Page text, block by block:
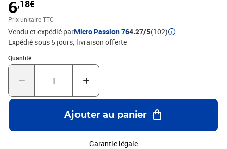
Produit : 1904753 Code EAN : 3501170814758 Marque : rOtring
Produit : TIKKY
6,18€
Prix unitaire TTC
Vendu et expédié parMicro Passion 764.27/5(102)
Expédié sous 5 jours livraison offerte
Quantité
Quantité : 1
Ajouter au panier
Garantie légale